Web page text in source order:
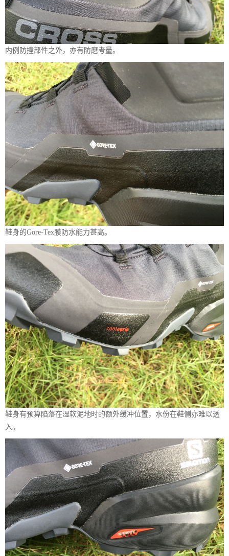
内例防撞部件之外，亦有防磨考量。
鞋身的Gore-Tex膜防水能力甚高。
鞋身有预算陷落在湿软泥地时的额外缓冲位置，水份在鞋侧亦难以透
入。